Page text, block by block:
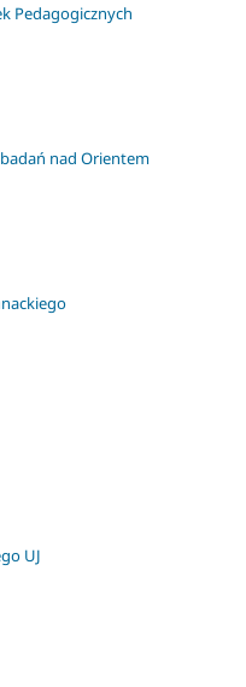
Pedagogicznych
nad Orientem
UJ